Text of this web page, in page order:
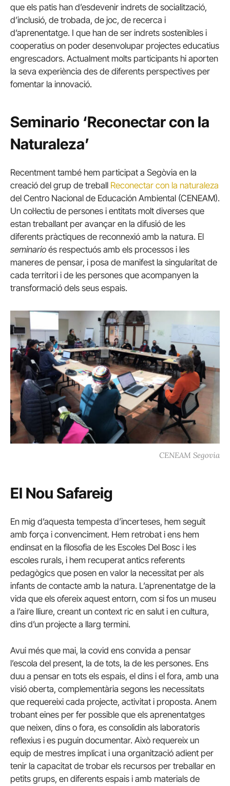
que els patis han d’esdevenir indrets de socialització,
d’inclusió, de trobada, de joc, de recerca i
d’aprenentatge. I que han de ser indrets sostenibles i
cooperatius on poder desenvolupar projectes educatius
engrescadors. Actualment molts participants hi aporten
la seva experiència des de diferents perspectives per
fomentar la innovació.
Seminario ‘Reconectar con la
Naturaleza’
Recentment també hem participat a Segòvia en la
creació del grup de treball Reconectar con la naturaleza
del Centro Nacional de Educación Ambiental (CENEAM).
Un col·lectiu de persones i entitats molt diverses que
estan treballant per avançar en la difusió de les
diferents pràctiques de reconnexió amb la natura. El
seminario és respectuós amb els processos i les
maneres de pensar, i posa de manifest la singularitat de
cada territori i de les persones que acompanyen la
transformació dels seus espais.
CENEAM Segovia
El Nou Safareig
En mig d’aquesta tempesta d’incerteses, hem seguit
amb força i convenciment. Hem retrobat i ens hem
endinsat en la filosofia de les Escoles Del Bosc i les
escoles rurals, i hem recuperat antics referents
pedagògics que posen en valor la necessitat per als
infants de contacte amb la natura. L’aprenentatge de la
vida que els ofereix aquest entorn, com si fos un museu
a l’aire lliure, creant un context ric en salut i en cultura,
dins d’un projecte a llarg termini.
Avui més que mai, la covid ens convida a pensar
l’escola del present, la de tots, la de les persones. Ens
duu a pensar en tots els espais, el dins i el fora, amb una
visió oberta, complementària segons les necessitats
que requereixi cada projecte, activitat i proposta. Anem
trobant eines per fer possible que els aprenentatges
que neixen, dins o fora, es consolidin als laboratoris
reflexius i es puguin documentar. Això requereix un
equip de mestres implicat i una organització adient per
tenir la capacitat de trobar els recursos per treballar en
petits grups, en diferents espais i amb materials de